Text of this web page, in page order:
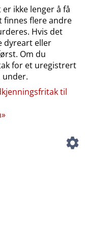
ikke lenger å få
finnes flere andre
Hvis det
dyreart eller
Om du
for et uregistrert
under.
til